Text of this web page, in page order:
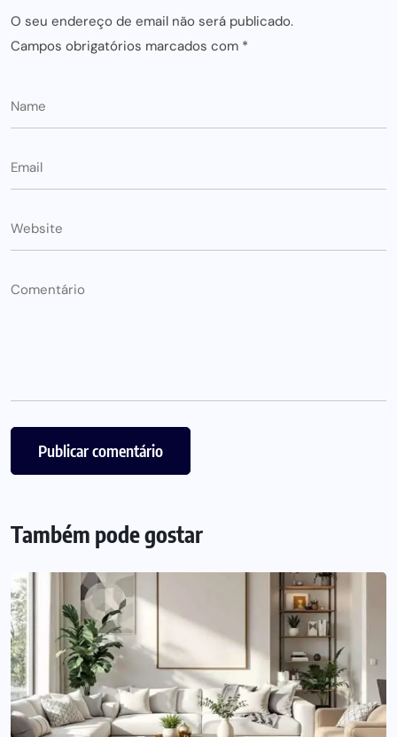
O seu endereço de email não será publicado.
Campos obrigatórios marcados com *
Também pode gostar